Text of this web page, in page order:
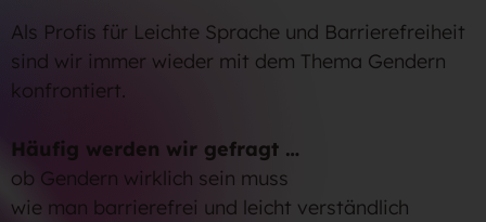
Als Profis für Leichte Sprache und Barrierefreiheit
sind wir immer wieder mit dem Thema Gendern
konfrontiert.
Häufig werden wir gefragt …
ob Gendern wirklich sein muss
wie man barrierefrei und leicht verständlich